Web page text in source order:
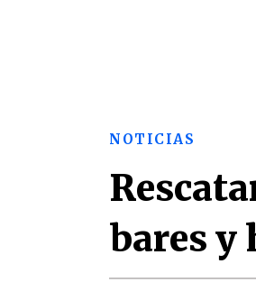
NOTICIAS
bares y